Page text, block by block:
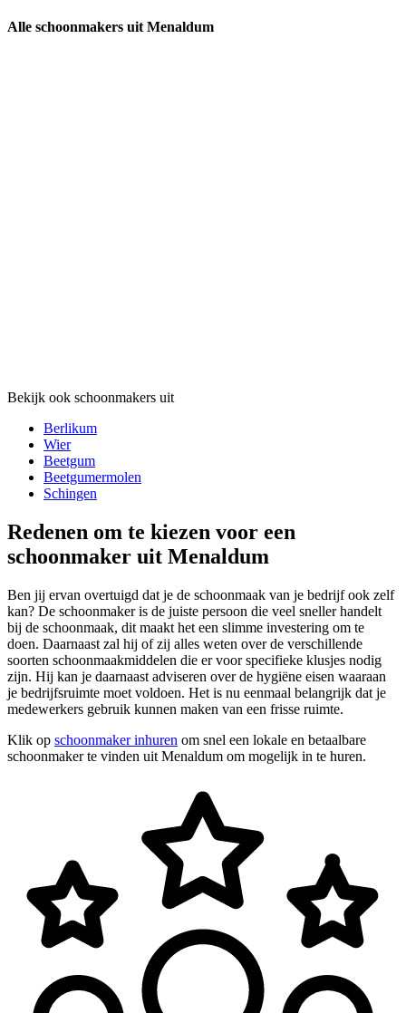
Alle schoonmakers uit Menaldum
Bekijk ook schoonmakers uit
Berlikum
Wier
Beetgum
Beetgumermolen
Schingen
Redenen om te kiezen voor een
schoonmaker uit Menaldum
Ben jij ervan overtuigd dat je de schoonmaak van je bedrijf ook zelf
kan? De schoonmaker is de juiste persoon die veel sneller handelt
bij de schoonmaak, dit maakt het een slimme investering om te
doen. Daarnaast zal hij of zij alles weten over de verschillende
soorten schoonmaakmiddelen die er voor specifieke klusjes nodig
zijn. Hij kan je daarnaast adviseren over de hygiëne eisen waaraan
je bedrijfsruimte moet voldoen. Het is nu eenmaal belangrijk dat je
medewerkers gebruik kunnen maken van een frisse ruimte.
Klik op schoonmaker inhuren om snel een lokale en betaalbare
schoonmaker te vinden uit Menaldum om mogelijk in te huren.